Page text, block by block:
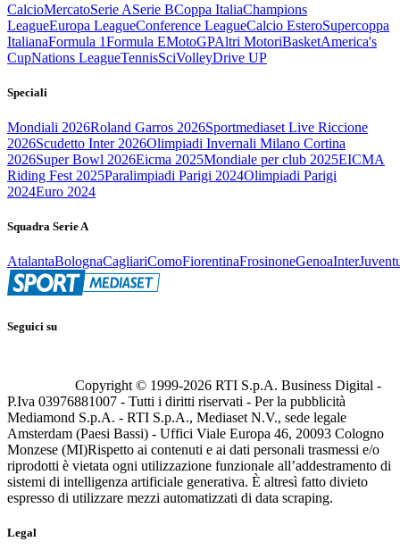
CalcioMercatoSerie ASerie BCoppa ItaliaChampions
LeagueEuropa LeagueConference LeagueCalcio EsteroSupercoppa
ItalianaFormula 1Formula EMotoGPAltri MotoriBasketAmerica's
CupNations LeagueTennisSciVolleyDrive UP
Speciali
Mondiali 2026Roland Garros 2026Sportmediaset Live Riccione
2026Scudetto Inter 2026Olimpiadi Invernali Milano Cortina
2026Super Bowl 2026Eicma 2025Mondiale per club 2025EICMA
Riding Fest 2025Paralimpiadi Parigi 2024Olimpiadi Parigi
2024Euro 2024
Squadra Serie A
AtalantaBolognaCagliariComoFiorentinaFrosinoneGenoaInter
Seguici su
Copyright © 1999-2026 RTI S.p.A. Business Digital -
P.Iva 03976881007 - Tutti i diritti riservati - Per la pubblicità
Mediamond S.p.A. - RTI S.p.A., Mediaset N.V., sede legale
Amsterdam (Paesi Bassi) - Uffici Viale Europa 46, 20093 Cologno
Monzese (MI)Rispetto ai contenuti e ai dati personali trasmessi e/o
riprodotti è vietata ogni utilizzazione funzionale all’addestramento di
sistemi di intelligenza artificiale generativa. È altresì fatto divieto
espresso di utilizzare mezzi automatizzati di data scraping.
Legal